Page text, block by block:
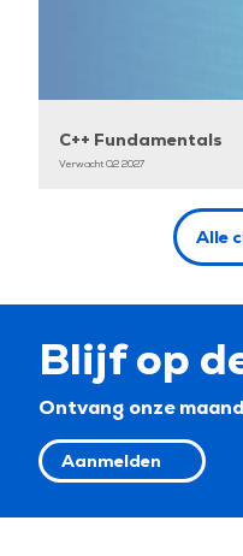
C++ Fundamentals
Verwacht Q2 2027
Alle
Blijf op
Ontvang onze
Aanmelden